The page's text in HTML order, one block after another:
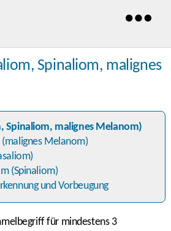
Spinaliom, malignes
Spinaliom, malignes Melanom)
Melanom)
(Spinaliom)
und Vorbeugung
für mindestens 3